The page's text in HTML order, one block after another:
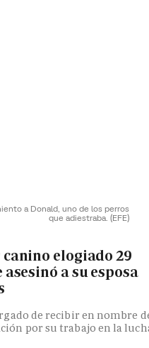
a Donald, uno de los perros
que adiestraba. (EFE)
elogiado 29
a su esposa
de recibir en nombre
por su trabajo en la